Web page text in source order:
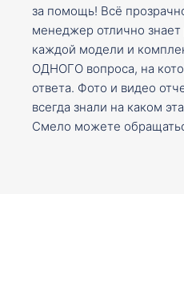
за помощь! Всё
менеджер отлично
каждой модели и
ОДНОГО вопроса, на
ответа. Фото и видео
всегда знали на каком
Смело можете